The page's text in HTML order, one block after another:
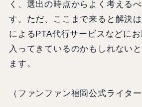
く、選出の時点からよく考える
す。ただ、ここまで来ると解決
によるPTA代行サービスなどに
入ってきているのかもしれない
ます。
（ファンファン福岡公式ライタ